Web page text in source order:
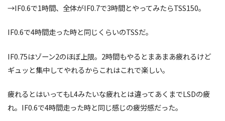
→IF0.6で1時間、全体がIF0.7で3時間とやってみたらTSS150。
IF0.6で4時間走った時と同じくらいのTSSだ。
IF0.75はゾーン2のほぼ上限。2時間もやるとまあまあ疲れるけど
ギュッと集中してやれるからこれはこれで楽しい。
疲れるとはいってもL4みたいな疲れとは違ってあくまでLSDの疲
れ。IF0.6で4時間走った時と同じ感じの疲労感だった。